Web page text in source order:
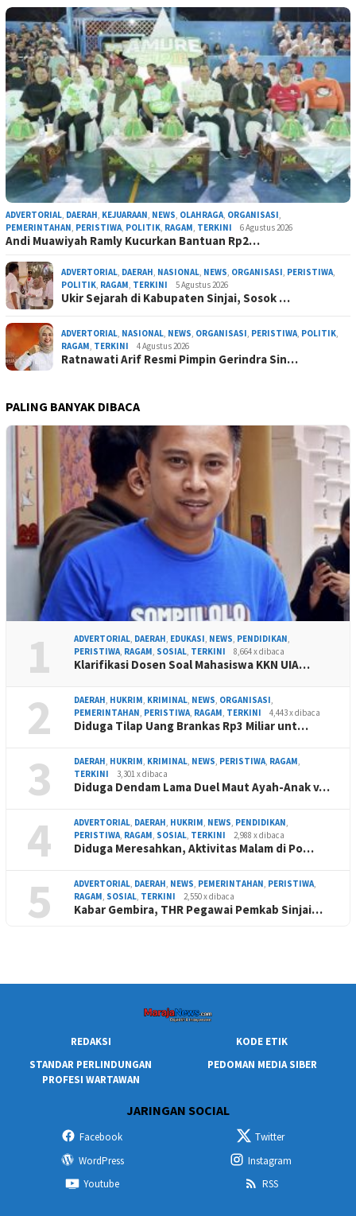
ADVERTORIAL, DAERAH, KEJUARAAN, NEWS, OLAHRAGA, ORGANISASI,
PEMERINTAHAN, PERISTIWA, POLITIK, RAGAM, TERKINI 6 Agustus 2026
Andi Muawiyah Ramly Kucurkan Bantuan Rp2…
ADVERTORIAL, DAERAH, NASIONAL, NEWS, ORGANISASI, PERISTIWA,
POLITIK, RAGAM, TERKINI 5 Agustus 2026
Ukir Sejarah di Kabupaten Sinjai, Sosok …
ADVERTORIAL, NASIONAL, NEWS, ORGANISASI, PERISTIWA, POLITIK,
RAGAM, TERKINI 4 Agustus 2026
Ratnawati Arif Resmi Pimpin Gerindra Sin…
PALING BANYAK DIBACA
1 ADVERTORIAL, DAERAH, EDUKASI, NEWS, PENDIDIKAN,
PERISTIWA, RAGAM, SOSIAL, TERKINI 8,664 x dibaca
Klarifikasi Dosen Soal Mahasiswa KKN UIA…
2 DAERAH, HUKRIM, KRIMINAL, NEWS, ORGANISASI,
PEMERINTAHAN, PERISTIWA, RAGAM, TERKINI 4,443 x dibaca
Diduga Tilap Uang Brankas Rp3 Miliar unt…
3 DAERAH, HUKRIM, KRIMINAL, NEWS, PERISTIWA, RAGAM,
TERKINI
3,301 x dibaca
Diduga Dendam Lama Duel Maut Ayah-Anak v…
4 ADVERTORIAL, DAERAH, HUKRIM, NEWS, PENDIDIKAN,
PERISTIWA, RAGAM, SOSIAL, TERKINI 2,988 x dibaca
Diduga Meresahkan, Aktivitas Malam di Po…
5 ADVERTORIAL, DAERAH, NEWS, PEMERINTAHAN, PERISTIWA,
RAGAM, SOSIAL, TERKINI 2,550 x dibaca
Kabar Gembira, THR Pegawai Pemkab Sinjai…
REDAKSI
KODE ETIK
STANDAR PERLINDUNGAN
PROFESI WARTAWAN
PEDOMAN MEDIA SIBER
JARINGAN SOCIAL
Facebook
Twitter
WordPress
Instagram
Youtube
RSS